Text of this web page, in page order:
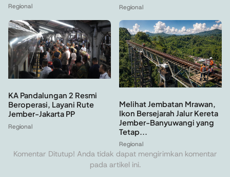
Regional Regional
KA Pandalungan 2 Resmi
Beroperasi, Layani Rute
Jember-Jakarta PP
Regional
Melihat Jembatan Mrawan,
Ikon Bersejarah Jalur Kereta
Jember-Banyuwangi yang
Tetap...
Regional
Komentar Ditutup! Anda tidak dapat mengirimkan komentar
pada artikel ini.